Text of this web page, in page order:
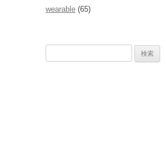
wearable (65)